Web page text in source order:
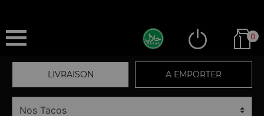
0
LIVRAISON A EMPORTER